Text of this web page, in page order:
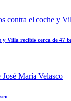
y Villa recibió cerca de 47